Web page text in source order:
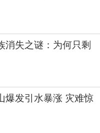
消失之谜：为何只剩
爆发引水暴涨 灾难惊